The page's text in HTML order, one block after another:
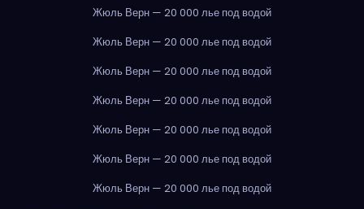
Жюль Верн — 20 000 лье под водой
Жюль Верн — 20 000 лье под водой
Жюль Верн — 20 000 лье под водой
Жюль Верн — 20 000 лье под водой
Жюль Верн — 20 000 лье под водой
Жюль Верн — 20 000 лье под водой
Жюль Верн — 20 000 лье под водой